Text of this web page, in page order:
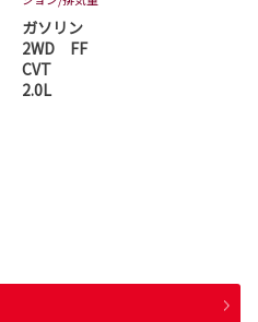
ガソリン
2WD FF
CVT
2.0L